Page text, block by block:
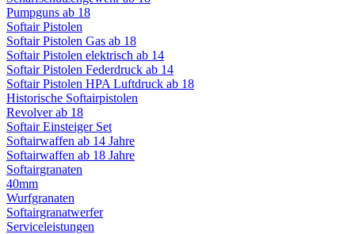
Pumpguns ab 18
Softair Pistolen
Softair Pistolen Gas ab 18
Softair Pistolen elektrisch ab 14
Softair Pistolen Federdruck ab 14
Softair Pistolen HPA Luftdruck ab 18
Historische Softairpistolen
Revolver ab 18
Softair Einsteiger Set
Softairwaffen ab 14 Jahre
Softairwaffen ab 18 Jahre
Softairgranaten
40mm
Wurfgranaten
Softairgranatwerfer
Serviceleistungen